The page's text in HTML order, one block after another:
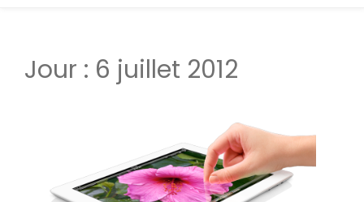
Jour : 6 juillet 2012